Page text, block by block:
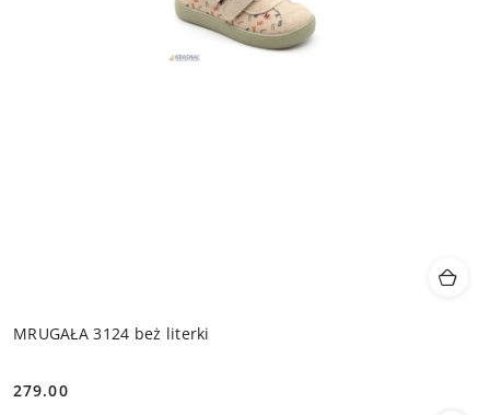
MRUGAŁA 3124 beż literki
Cena:
279.00